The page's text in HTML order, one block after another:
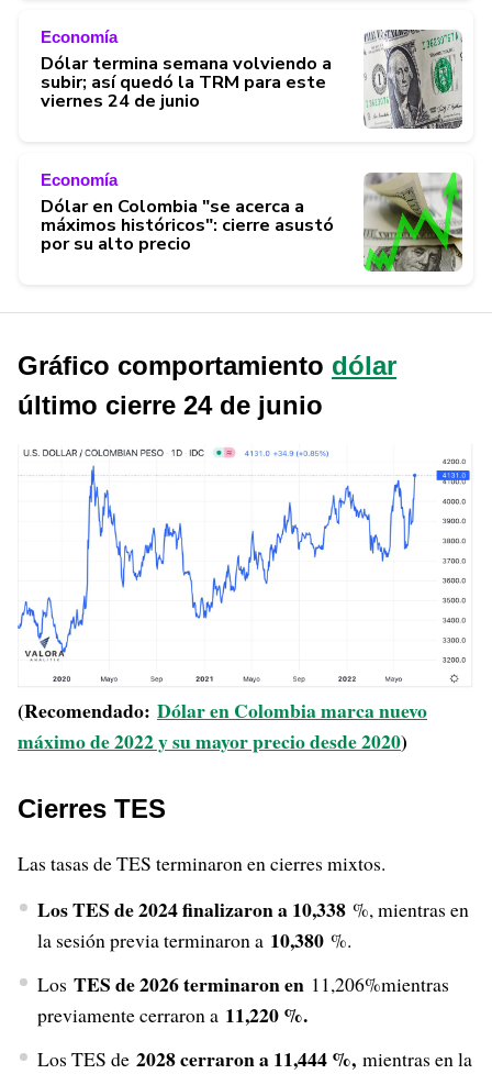
Economía
Dólar termina semana volviendo a
subir; así quedó la TRM para este
viernes 24 de junio
Economía
Dólar en Colombia "se acerca a
máximos históricos": cierre asustó
por su alto precio
Gráfico comportamiento dólar
último cierre 24 de junio
(Recomendado: Dólar en Colombia marca nuevo
máximo de 2022 y su mayor precio desde 2020)
Cierres TES
Las tasas de TES terminaron en cierres mixtos.
Los TES de 2024 finalizaron a 10,338 %, mientras en
la sesión previa terminaron a 10,380%.
Los TES de 2026 terminaron en 11,206%mientras
previamente cerraron a 11,220 %.
Los TES de 2028 cerraron a 11,444 %,mientras en la